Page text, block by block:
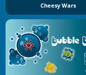
Cheesy Wars